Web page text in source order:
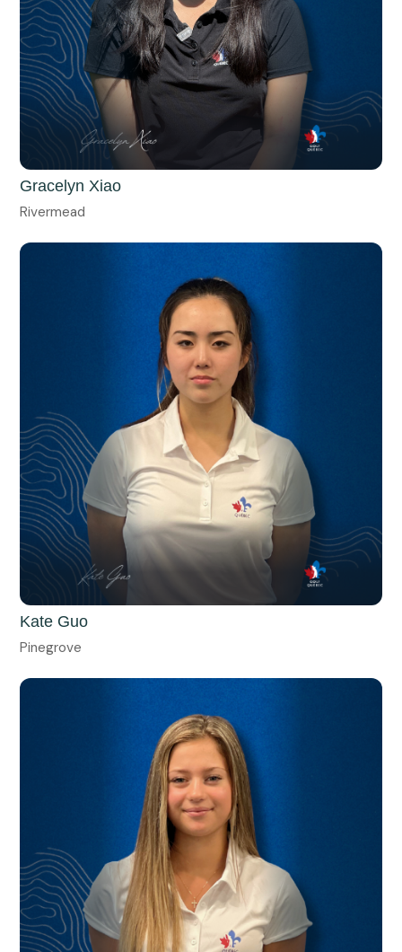
Gracelyn Xiao
Rivermead
Kate Guo
Pinegrove